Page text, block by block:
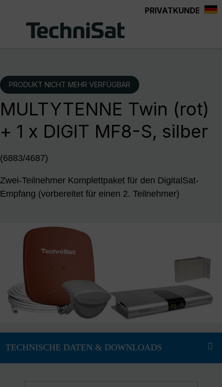
PRIVATKUNDE
PRODUKT NICHT MEHR VERFÜGBAR
MULTYTENNE Twin (rot)
+ 1 x DIGIT MF8-S, silber
(6883/4687)
Zwei-Teilnehmer Komplettpaket für den DigitalSat-
Empfang (vorbereitet für einen 2. Teilnehmer)